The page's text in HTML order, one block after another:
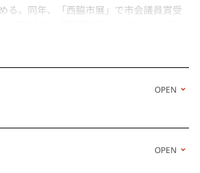
る。同年、「西脇市展」で市会議員賞受
年、谷泰江と結婚。1958年、「第8回日
会員に推挙。1959年、大阪のナショナル
の東京移転に伴い上京。1960年、日本デ
–1964年）。1961年、田中一光の紹介に
島由紀夫と出会う。同年、第11回毎日産
年、三島由紀夫の「終わりの美学」
OPEN
OPEN